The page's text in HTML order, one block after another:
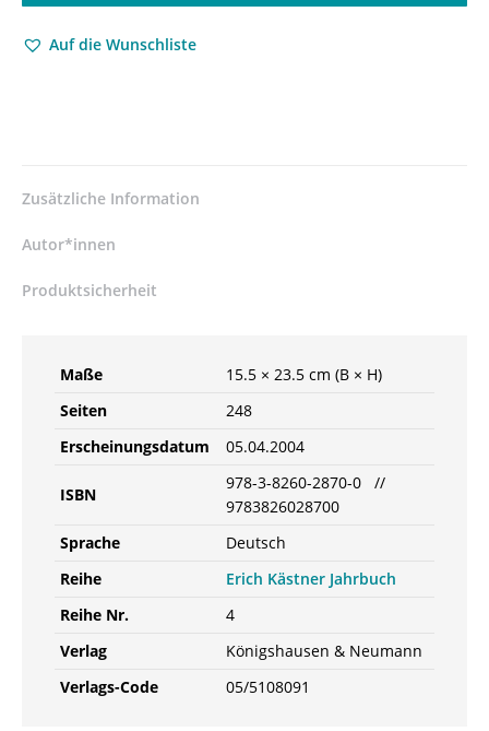
Kritische
–
Fischer
–
Menge
Auf die Wunschliste
Zusätzliche Information
Autor*innen
Produktsicherheit
Maße
15.5 × 23.5 cm (B × H)
Seiten
248
Erscheinungsdatum
05.04.2004
ISBN
978-3-8260-2870-0 //
9783826028700
Sprache
Deutsch
Reihe
Erich Kästner Jahrbuch
Reihe Nr.
4
Verlag
Königshausen & Neumann
Verlags-Code
05/5108091